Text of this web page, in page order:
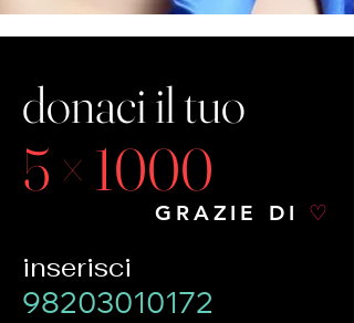
donaci il tuo
5 × 1000
GRAZIE DI ♡
inserisci
98203010172